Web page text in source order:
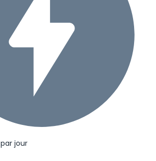
par jour